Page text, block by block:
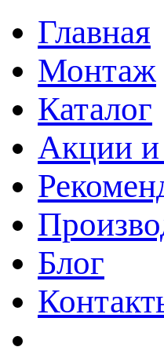
Главная
Монтаж
Каталог
Акции и
Блог